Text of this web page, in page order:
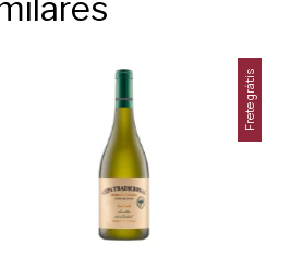
Frete grátis